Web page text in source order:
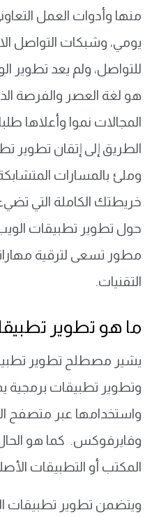
منها وأدوات العمل
يومي، وشبكات التواصل
للتواصل، ولم يعد تطوير
هو لغة العصر والفرصة
المجالات نموا وأعلاها
الطريق إلى إتقان تطوير
وملئ بالمسارات
خريطتك الكاملة التي
حول تطوير تطبيقات
مطور تسعى لترقية
التقنيات.
ما هو تطوير
يشير مصطلح تطوير
وتطوير تطبيقات برمجية
واستخدامها عبر متصفح
وفايرفوكس. كما هو
المكتب أو التطبيقات
ويتضمن تطوير تطبيقات